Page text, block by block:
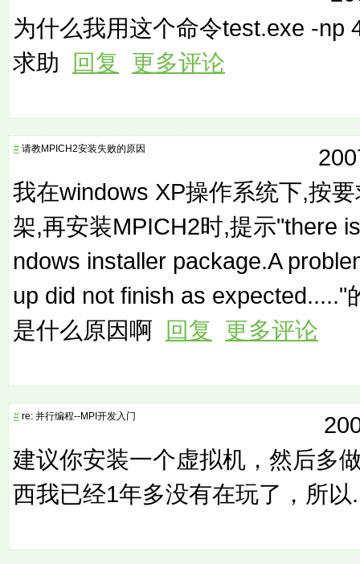
为什么我用这个命令test.exe -np
求助 回复 更多评论
# 请教MPICH2安装失败的原因
我在windows XP操作系统下,按
架,再安装MPICH2时,提示"there
ndows installer package.A
up did not finish as expected....."
是什么原因啊 回复 更多评论
# re: 并行编程--MPI开发入门
建议你安装一个虚拟机，然后多
西我已经1年多没有在玩了，所